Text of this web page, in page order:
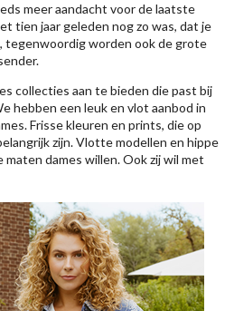
meer aandacht voor de laatste
tien jaar geleden nog zo was, dat je
tegenwoordig worden ook de grote
collecties aan te bieden die past bij
hebben een leuk en vlot aanbod in
Frisse kleuren en prints, die op
zijn. Vlotte modellen en hippe
dames willen. Ook zij wil met